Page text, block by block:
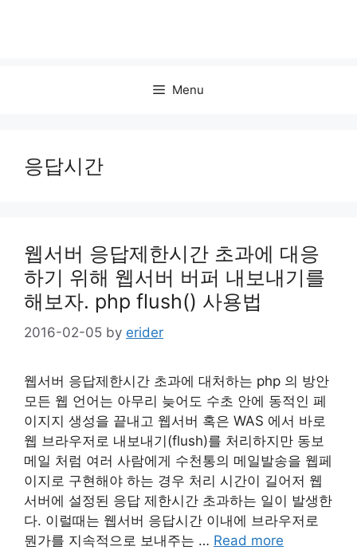
Menu
응답시간
웹서버 응답제한시간 초과에 대응
하기 위해 웹서버 버퍼 내보내기를
해보자. php flush() 사용법
2016-02-05 by erider
웹서버 응답제한시간 초과에 대처하는 php 의 방안
모든 웹 언어는 아무리 늦어도 수초 안에 동적인 페
이지지 생성을 끝내고 웹서버 혹은 WAS 에서 바로
웹 브라우저로 내보내기(flush)를 처리하지만 동보
메일 처럼 여러 사람에게 수천통의 메일발송을 웹페
이지로 구현해야 하는 경우 처리 시간이 길어저 웹
서버에 설정된 응답 제한시간 초과하는 일이 발생한
다. 이럴때는 웹서버 응답시간 이내에 브라우저로
뭔가를 지속적으로 보내주는 … Read more